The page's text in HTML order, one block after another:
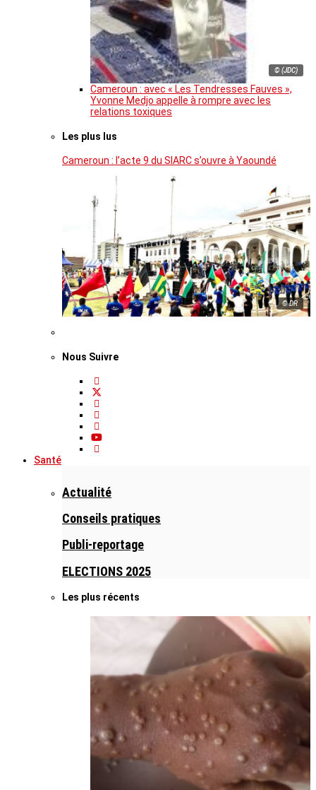
© (JDC)
Cameroun : avec « Les Tendresses Fauves »,
Yvonne Medjo appelle à rompre avec les
relations toxiques
Les plus lus
Cameroun : l’acte 9 du SIARC s’ouvre à Yaoundé
© DR
Nous Suivre
Santé
Actualité
Conseils pratiques
Publi-reportage
ELECTIONS 2025
Les plus récents